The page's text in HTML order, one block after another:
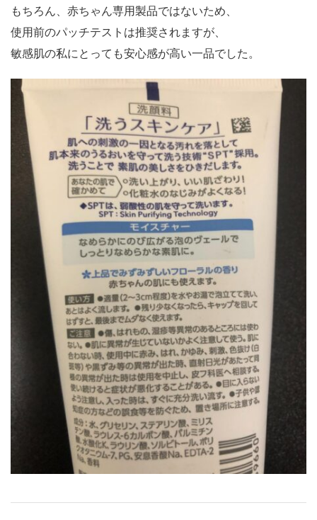
もちろん、赤ちゃん専用製品ではないため、
使用前のパッチテストは推奨されますが、
敏感肌の私にとっても安心感が高い一品でした。